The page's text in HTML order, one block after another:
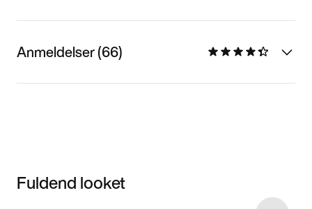
Anmeldelser (66)
Fuldend looket